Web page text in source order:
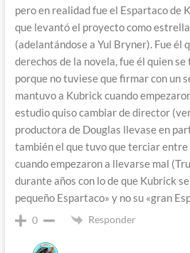
pero en realidad fue el Espartaco de
que levantó el proyecto como
(adelantándose a Yul Bryner). Fue él
derechos de la novela, fue él quien
porque no tuviese que firmar con un
mantuvo a Kubrick cuando
estudio quiso cambiar de director
productora de Douglas llevase en
también el que tuvo que terciar
cuando empezaron a llevarse mal
durante años con lo de que Kubrick
pequeño Espartaco» y no su «gran
0 Responder